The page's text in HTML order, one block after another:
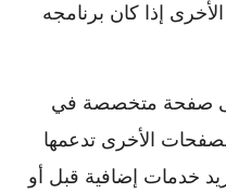
إذا كان برنامجه
صفحة متخصصة في
الأخرى تدعمها
خدمات إضافية قبل أو